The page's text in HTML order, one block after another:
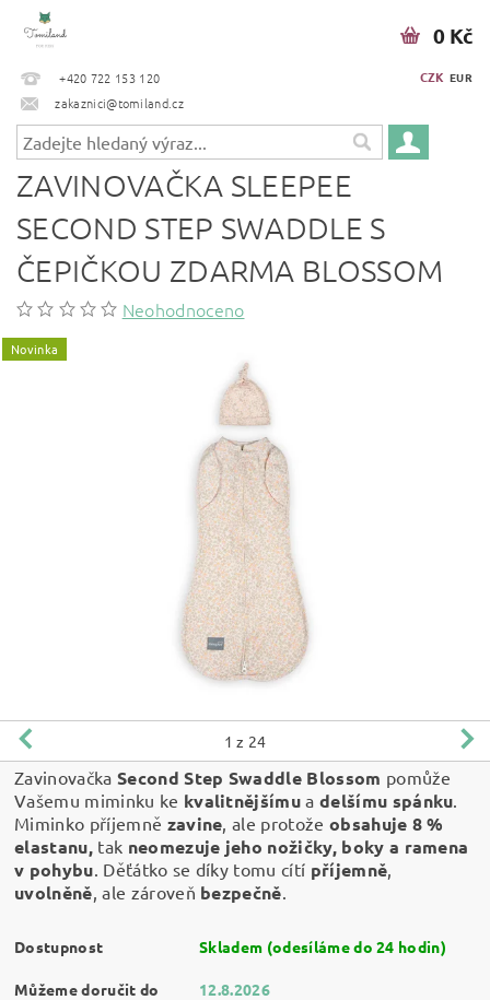
+420 722 153 120
zakaznici@tomiland.cz
CZK EUR
0 Kč
ZAVINOVAČKA SLEEPEE
SECOND STEP SWADDLE S
ČEPIČKOU ZDARMA BLOSSOM
Neohodnoceno
Novinka
1 z 24
Zavinovačka Second Step Swaddle Blossom pomůže
Vašemu miminku ke kvalitnějšímu a delšímu spánku
Miminko příjemně zavine , ale protože obsahuje 8 %
elastanu, tak neomezuje jeho nožičky, boky a ramena
v pohybu . Děťátko se díky tomu cítí příjemně
uvolněně , ale zároveň bezpečně
Dostupnost Skladem (odesíláme do 24 hodin)
Můžeme doručit do 12.8.2026